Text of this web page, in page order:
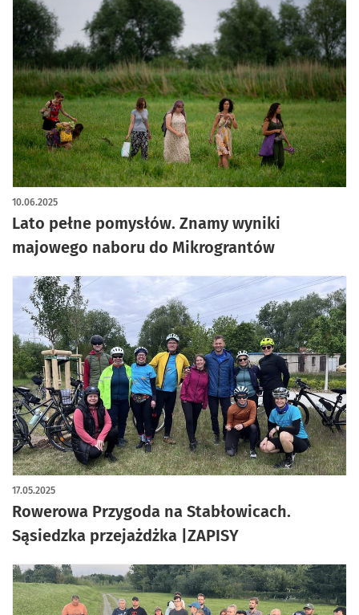
Lato pełne pomysłów. Znamy wyniki
majowego naboru do Mikrograntów
10.06.2025
Rowerowa Przygoda na Stabłowicach.
Sąsiedzka przejażdżka |ZAPISY
17.05.2025